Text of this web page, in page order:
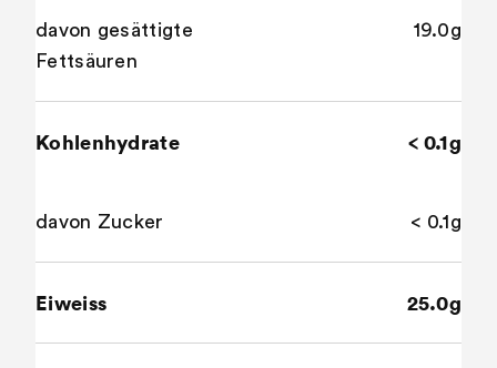
davon gesättigte
Fettsäuren
19.0g
Kohlenhydrate < 0.1g
davon Zucker < 0.1g
Eiweiss 25.0g